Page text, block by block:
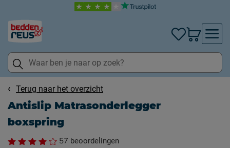
Terug naar het overzicht
Antislip Matrasonderlegger
boxspring
57 beoordelingen